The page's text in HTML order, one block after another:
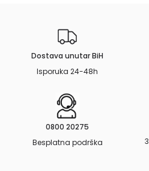
Dostava unutar BiH
Isporuka 24-48h
0800 20275
Besplatna podrška